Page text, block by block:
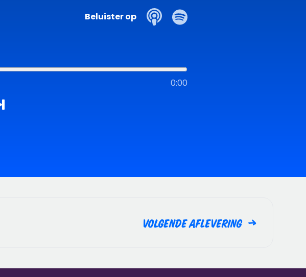
Beluister op
0:00
Volgende aflevering